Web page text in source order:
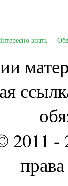
знать
2011